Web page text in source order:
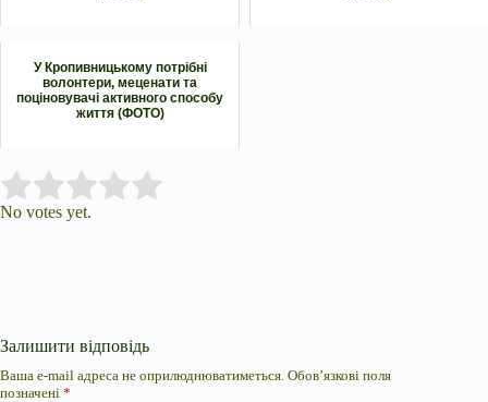
У Кропивницькому потрібні
волонтери, меценати та
поціновувачі активного способу
життя (ФОТО)
Rate this item:
No votes yet.
Залишити відповідь
Ваша e-mail адреса не оприлюднюватиметься. Обов’язкові поля
позначені *